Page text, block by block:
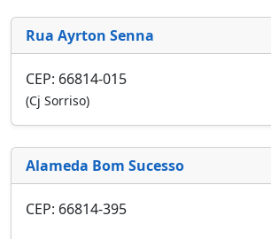
Rua Ayrton Senna
CEP: 66814-015
(Cj Sorriso)
Alameda Bom Sucesso
CEP: 66814-395